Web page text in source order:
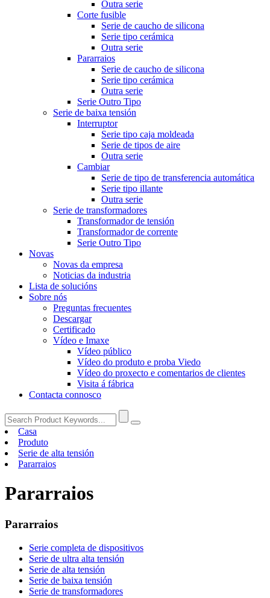
Outra serie
Corte fusible
Serie de caucho de silicona
Serie tipo cerámica
Outra serie
Pararraios
Serie de caucho de silicona
Serie tipo cerámica
Outra serie
Serie Outro Tipo
Serie de baixa tensión
Interruptor
Serie tipo caja moldeada
Serie de tipos de aire
Outra serie
Cambiar
Serie de tipo de transferencia automática
Serie tipo illante
Outra serie
Serie de transformadores
Transformador de tensión
Transformador de corrente
Serie Outro Tipo
Novas
Novas da empresa
Noticias da industria
Lista de solucións
Sobre nós
Preguntas frecuentes
Descargar
Certificado
Vídeo e Imaxe
Vídeo público
Vídeo do produto e proba Viedo
Vídeo do proxecto e comentarios de clientes
Visita á fábrica
Contacta connosco
Casa
Produto
Serie de alta tensión
Pararraios
Pararraios
Pararraios
Serie completa de dispositivos
Serie de ultra alta tensión
Serie de alta tensión
Serie de baixa tensión
Serie de transformadores